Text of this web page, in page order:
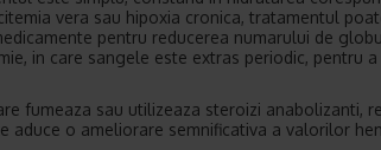
vera sau hipoxia cronica, tratamentul
pentru reducerea numarului de
in care sangele este extras periodic, pentru
fumeaza sau utilizeaza steroizi anabolizanti,
aduce o ameliorare semnificativa a valorilor